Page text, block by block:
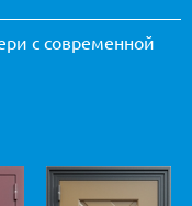
с современной